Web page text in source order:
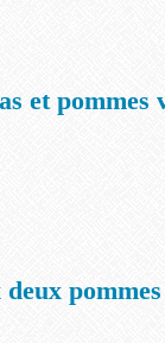
et pommes
pommes